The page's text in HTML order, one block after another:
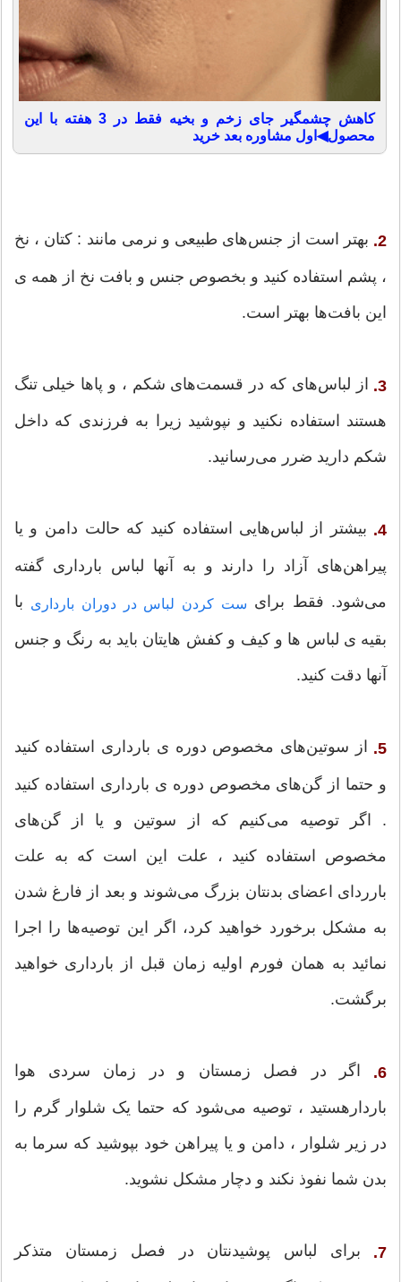
کاهش چشمگیر جای زخم و بخیه فقط در 3 هفته با این
محصول◀اول مشاوره بعد خرید
2. بهتر است از جنس‌های طبیعی و نرمی مانند : کتان ، نخ
، پشم استفاده کنید و بخصوص جنس و بافت نخ از همه ی
این بافت‌ها بهتر است.
3. از لباس‌های که در قسمت‌های شکم ، و پاها خیلی تنگ
هستند استفاده نکنید و نپوشید زیرا به فرزندی که داخل
شکم دارید ضرر می‌رسانید.
4. بیشتر از لباس‌هایی استفاده کنید که حالت دامن و یا
پیراهن‌های آزاد را دارند و به آنها لباس بارداری گفته
می‌شود. فقط برای ست کردن لباس در دوران بارداری با
بقیه ی لباس ها و کیف و کفش هایتان باید به رنگ و جنس
آنها دقت کنید.
5. از سوتین‌های مخصوص دوره ی بارداری استفاده کنید
و حتما از گن‌های مخصوص دوره ی بارداری استفاده کنید
. اگر توصیه می‌کنیم که از سوتین و یا از گن‌های
مخصوص استفاده کنید ، علت این است که به علت
بارردای اعضای بدنتان بزرگ می‌شوند و بعد از فارغ شدن
به مشکل برخورد خواهید کرد، اگر این توصیه‌ها را اجرا
نمائید به همان فورم اولیه زمان قبل از بارداری خواهید
برگشت.
6. اگر در فصل زمستان و در زمان سردی هوا
باردارهستید ، توصیه می‌شود که حتما یک شلوار گرم را
در زیر شلوار ، دامن و یا پیراهن خود بپوشید که سرما به
بدن شما نفوذ نکند و دچار مشکل نشوید.
7. برای لباس پوشیدنتان در فصل زمستان متذکر